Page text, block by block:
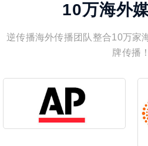
10万海外
逆传播海外传播团队整合10万家
牌传播！